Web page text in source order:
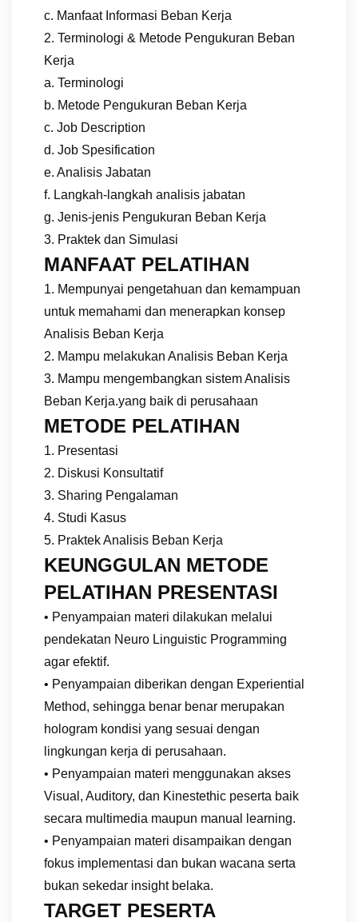
c. Manfaat Informasi Beban Kerja
2. Terminologi & Metode Pengukuran Beban
Kerja
a. Terminologi
b. Metode Pengukuran Beban Kerja
c. Job Description
d. Job Spesification
e. Analisis Jabatan
f. Langkah-langkah analisis jabatan
g. Jenis-jenis Pengukuran Beban Kerja
3. Praktek dan Simulasi
MANFAAT PELATIHAN
1. Mempunyai pengetahuan dan kemampuan
untuk memahami dan menerapkan konsep
Analisis Beban Kerja
2. Mampu melakukan Analisis Beban Kerja
3. Mampu mengembangkan sistem Analisis
Beban Kerja.yang baik di perusahaan
METODE PELATIHAN
1. Presentasi
2. Diskusi Konsultatif
3. Sharing Pengalaman
4. Studi Kasus
5. Praktek Analisis Beban Kerja
KEUNGGULAN METODE
PELATIHAN PRESENTASI
• Penyampaian materi dilakukan melalui
pendekatan Neuro Linguistic Programming
agar efektif.
• Penyampaian diberikan dengan Experiential
Method, sehingga benar benar merupakan
hologram kondisi yang sesuai dengan
lingkungan kerja di perusahaan.
• Penyampaian materi menggunakan akses
Visual, Auditory, dan Kinestethic peserta baik
secara multimedia maupun manual learning.
• Penyampaian materi disampaikan dengan
fokus implementasi dan bukan wacana serta
bukan sekedar insight belaka.
TARGET PESERTA